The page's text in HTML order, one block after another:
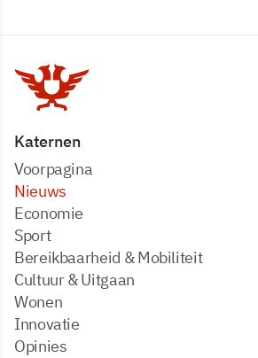
Katernen
Voorpagina
Nieuws
Economie
Sport
Bereikbaarheid & Mobiliteit
Cultuur & Uitgaan
Wonen
Innovatie
Opinies